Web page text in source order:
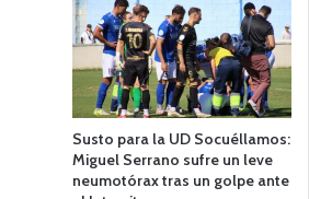
Susto para la UD Socuéllamos:
Miguel Serrano sufre un leve
neumotórax tras un golpe ante